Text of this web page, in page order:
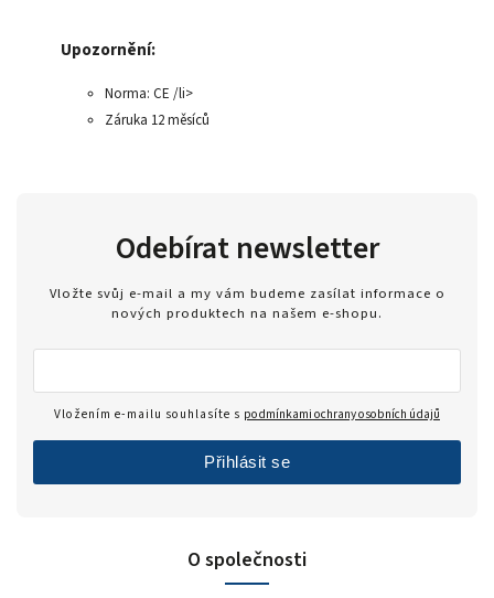
Upozornění:
Norma: CE /li>
Záruka 12 měsíců
O společnosti
Odebírat newsletter
Vložte svůj e-mail a my vám budeme zasílat informace o
nových produktech na našem e-shopu.
Vložením e-mailu souhlasíte s podmínkami ochrany osobních údajů
Přihlásit se